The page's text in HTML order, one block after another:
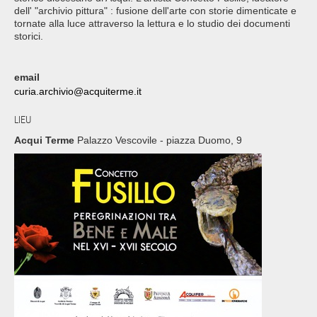
dell' "archivio pittura" : fusione dell'arte con storie dimenticate e
tornate alla luce attraverso la lettura e lo studio dei documenti
storici.
email
curia.archivio@acquiterme.it
LIEU
Acqui Terme Palazzo Vescovile - piazza Duomo, 9